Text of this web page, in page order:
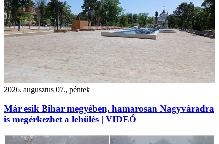
2026. augusztus 07., péntek
Már esik Bihar megyében, hamarosan Nagyváradra
is megérkezhet a lehűlés | VIDEÓ